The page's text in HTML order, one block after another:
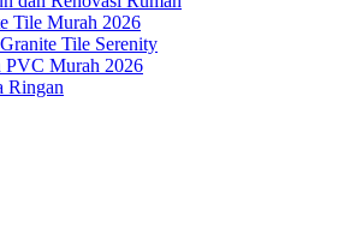
Tile Murah 2026
Tile Serenity
PVC Murah 2026
Ringan